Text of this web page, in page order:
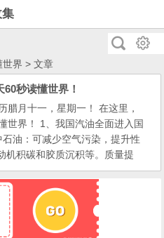
集
世界 > 文章
秒读懂世界！
腊月十一，星期一！ 在这里，
世界！ 1、我国汽油全面进入国
石油：可减少空气污染，提升性
机积碳和胶质沉积等。质量提
变； 2023年1月1日起， 国六B
准车用汽油全国上线，我国汽
六B时代。也就是说，从今天开
汽车都能“喝”上更清洁更环保的
B汽油，是在国六A汽油基础